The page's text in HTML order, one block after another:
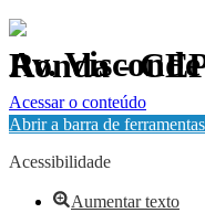
Av. Visconde de Taunay,
Política de Privacidade.
Acessar o conteúdo
Abrir a barra de ferramentas
Acessibilidade
Aumentar texto